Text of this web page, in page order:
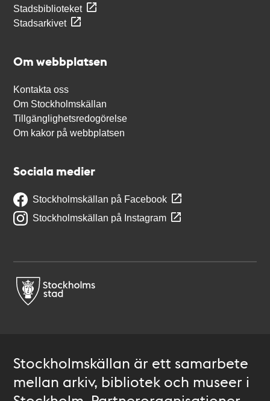
Stadsbiblioteket
Stadsarkivet
Om webbplatsen
Kontakta oss
Om Stockholmskällan
Tillgänglighetsredogörelse
Om kakor på webbplatsen
Sociala medier
Stockholmskällan på Facebook
Stockholmskällan på Instagram
Stockholmskällan är ett samarbete
mellan arkiv, bibliotek och museer i